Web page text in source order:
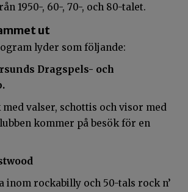
1950-, 60-, 70-, och 80-talet.
ut
lyder som följande:
Dragspels- och
valser, schottis och visor med
kommer på besök för en
inom rockabilly och 50-tals rock n’